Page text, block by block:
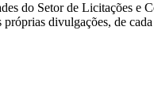
do Setor de Licitações e
divulgações, de